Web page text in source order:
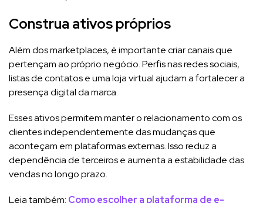
Construa ativos próprios
Além dos marketplaces, é importante criar canais que
pertençam ao próprio negócio. Perfis nas redes sociais,
listas de contatos e uma loja virtual ajudam a fortalecer a
presença digital da marca.
Esses ativos permitem manter o relacionamento com os
clientes independentemente das mudanças que
aconteçam em plataformas externas. Isso reduz a
dependência de terceiros e aumenta a estabilidade das
vendas no longo prazo.
Leia também: Como escolher a plataforma de e-